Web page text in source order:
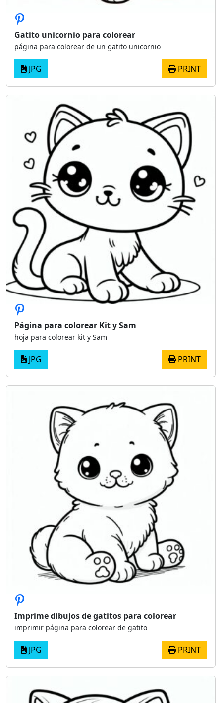
Gatito unicornio para colorear
página para colorear de un gatito unicornio
JPG PRINT
Página para colorear Kit y Sam
hoja para colorear kit y Sam
JPG PRINT
Imprime dibujos de gatitos para colorear
imprimir página para colorear de gatito
JPG PRINT